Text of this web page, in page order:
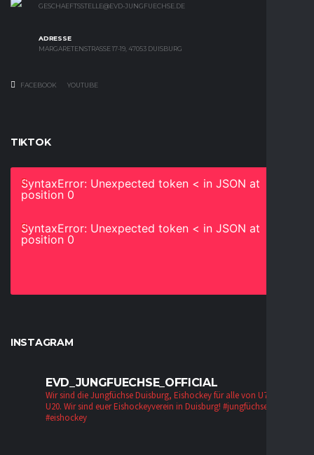
GESCHAEFTSSTELLE@EVD-JUNGFUECHSE.DE
ADRESSE
MARGARETENSTRASSE 17-19, 47053 DUISBURG
FACEBOOK YOUTUBE
TIKTOK
SyntaxError: Unexpected token < in JSON at
position 0
SyntaxError: Unexpected token < in JSON at
position 0
INSTAGRAM
EVD_JUNGFUECHSE_OFFICIAL
Wir sind die Jungfüchse Duisburg, Eishockey für alle von U7 bis zur
U20. Wir sind euer Eishockeyverein in Duisburg! #jungfüchse #evd
#eishockey